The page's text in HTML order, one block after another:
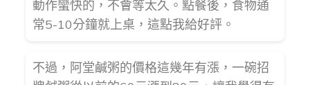
動作蠻快的，不會等太久。點餐後，食物通
常5-10分鐘就上桌，這點我給好評。
不過，阿堂鹹粥的價格這幾年有漲，一碗招